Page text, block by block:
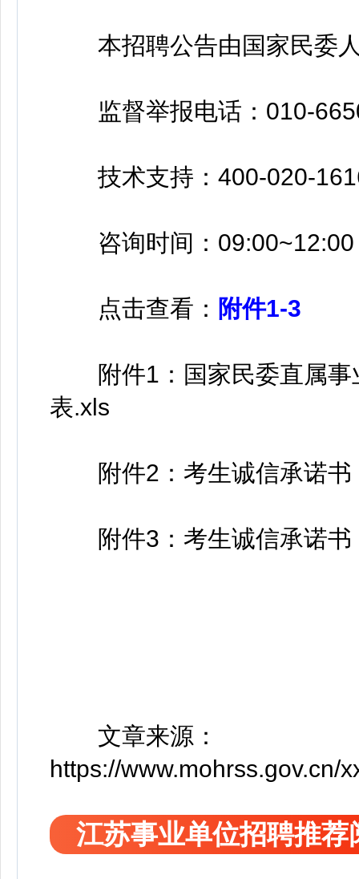
本招聘公告由国家民委人
监督举报电话：010-
技术支持：400-020-
咨询时间：09:00~12:00
点击查看： 附件1-3
附件1：国家民委直属事
表.xls
附件2：考生诚信承诺书
附件3：考生诚信承诺书
文章来源：
https://www.mohrss.gov.cn/
江苏事业单位招聘推荐